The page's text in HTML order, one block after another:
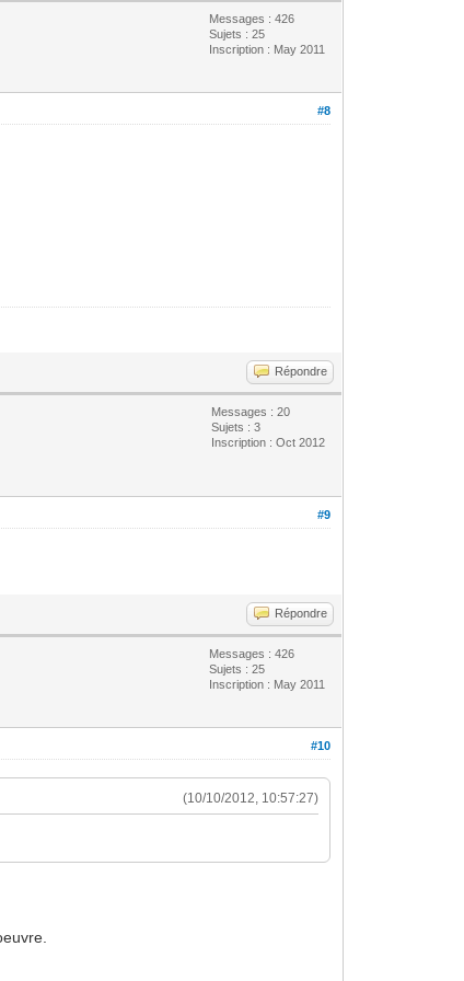
Messages : 426
Sujets : 25
Inscription : May 2011
#8
Répondre
Messages : 20
Sujets : 3
Inscription : Oct 2012
#9
Répondre
Messages : 426
Sujets : 25
Inscription : May 2011
#10
(10/10/2012, 10:57:27)